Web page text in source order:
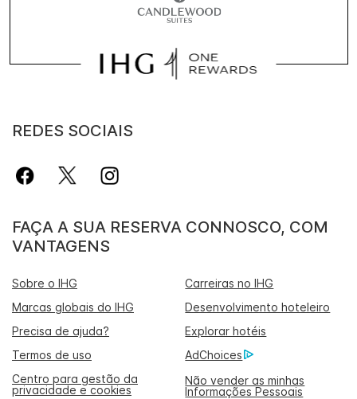
REDES SOCIAIS
FAÇA A SUA RESERVA CONNOSCO, COM
VANTAGENS
Sobre o IHG
Carreiras no IHG
Marcas globais do IHG
Desenvolvimento hoteleiro
Precisa de ajuda?
Explorar hotéis
Termos de uso
AdChoices
Centro para gestão da
privacidade e cookies
Não vender as minhas
Informações Pessoais